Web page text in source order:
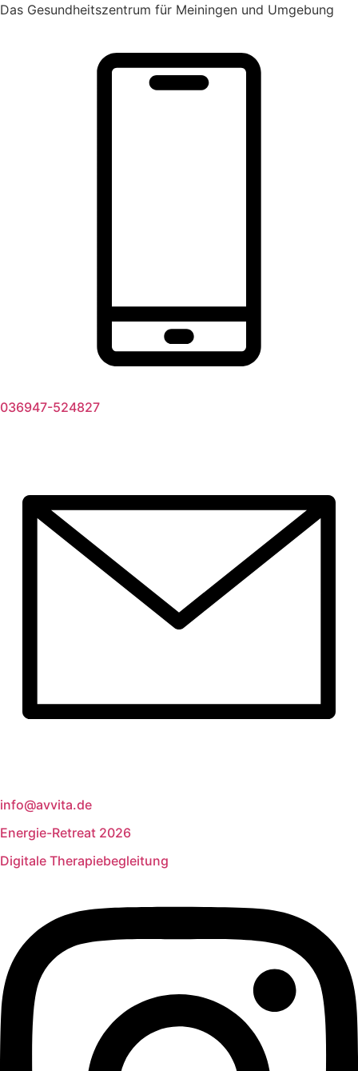
Zum
Das Gesundheitszentrum für Meiningen und Umgebung
036947-524827
info@avvita.de
Energie-Retreat 2026
Digitale Therapiebegleitung